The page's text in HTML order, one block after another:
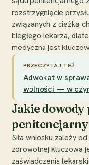
rozstrzygnięcie
związanych z ciężką
biegłego lekarza,
medyczna jest
PRZECZYTAJ TEŻ
Adwokat w
wolności — w
Jakie dowody
penitencjarny
Siła wniosku zależy
zdrowotnej kluczowa
zaświadczenia